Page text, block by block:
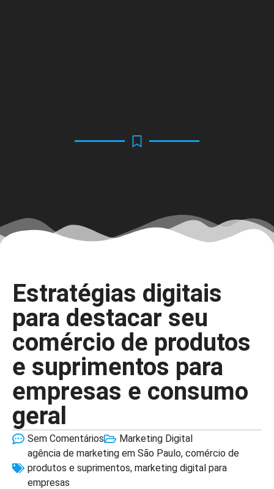
Estratégias digitais
para destacar seu
comércio de produtos
e suprimentos para
empresas e consumo
geral
Sem Comentários
Marketing Digital
agência de marketing em São Paulo, comércio de
produtos e suprimentos, marketing digital para
empresas